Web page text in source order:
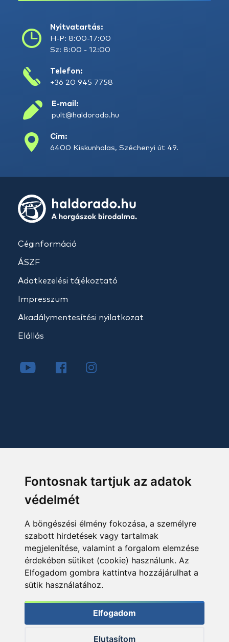
Fontosnak tartjuk az adatok
védelmét
A böngészési élmény fokozása, a személyre
szabott hirdetések vagy tartalmak
megjelenítése, valamint a forgalom elemzése
érdekében sütiket (cookie) használunk. Az
Elfogadom gombra kattintva hozzájárulhat a
sütik használatához.
Elfogadom
Elutasítom
Nyitvatartás:
H-P: 8:00-17:00
Sz: 8:00 - 12:00
Telefon:
+36 20 945 7758
E-mail:
pult@haldorado.hu
Cím:
6400 Kiskunhalas, Széchenyi út 49.
Céginformáció
ÁSZF
Adatkezelési tájékoztató
Impresszum
Akadálymentesítési nyilatkozat
Elállás